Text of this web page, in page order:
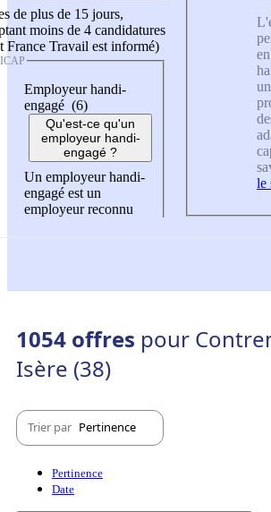
de plus de 15 jours,
moins de 4 candidatures
France Travail est informé)
Employeur handi-
engagé (6)
Qu'est-ce qu'un
employeur handi-
engagé ?
Un employeur handi-
engagé est un
employeur reconnu
le
1054 offres pour
Isère (38)
Trier par Pertinence
Pertinence
Date